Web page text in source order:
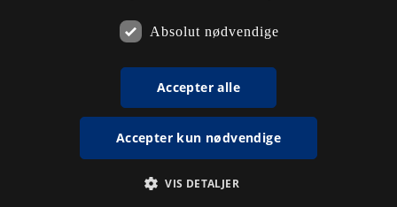
Absolut nødvendige
Accepter alle
Accepter kun nødvendige
VIS DETALJER